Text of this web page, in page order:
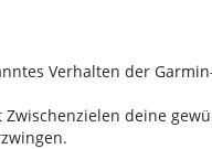
Verhalten der
deine